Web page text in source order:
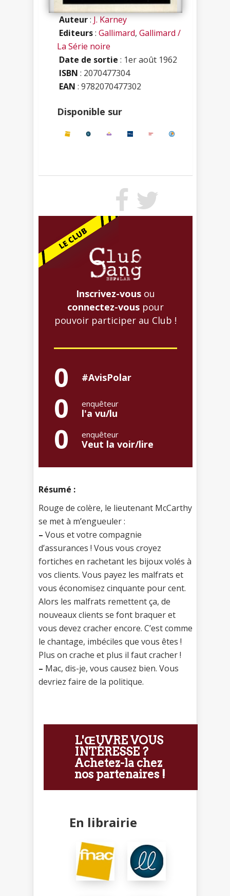
Auteur:J. Karney
Editeurs: Gallimard, Gallimard /
La Série noire
Date de sortie : 1er août 1962
ISBN : 2070477304
EAN : 9782070477302
Disponible sur
Inscrivez-vous ou
connectez-vous pour
pouvoir participer au Club !
0 #AvisPolar
0 enquêteur
l'a vu/lu
0 enquêteur
Veut la voir/lire
Résumé :
Rouge de colère, le lieutenant McCarthy
se met à m’engueuler :
– Vous et votre compagnie
d’assurances ! Vous vous croyez
fortiches en rachetant les bijoux volés à
vos clients. Vous payez les malfrats et
vous économisez cinquante pour cent.
Alors les malfrats remettent ça, de
nouveaux clients se font braquer et
vous devez cracher encore. C’est comme
le chantage, imbéciles que vous êtes !
Plus on crache et plus il faut cracher !
– Mac, dis-je, vous causez bien. Vous
devriez faire de la politique.
L'ŒUVRE VOUS
INTÉRESSE ?
Achetez-la chez
nos partenaires !
En librairie